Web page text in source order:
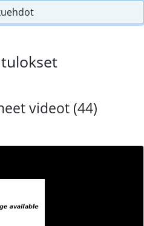
videot (44)